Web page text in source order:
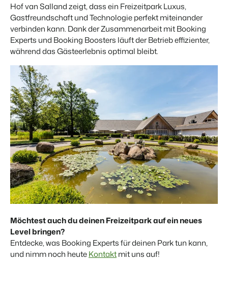
Hof van Salland zeigt, dass ein Freizeitpark Luxus,
Gastfreundschaft und Technologie perfekt miteinander
verbinden kann. Dank der Zusammenarbeit mit Booking
Experts und Booking Boosters läuft der Betrieb effizienter,
während das Gästeerlebnis optimal bleibt.
Möchtest auch du deinen Freizeitpark auf ein neues
Level bringen?
Entdecke, was Booking Experts für deinen Park tun kann,
und nimm noch heuteKontaktmit uns auf!